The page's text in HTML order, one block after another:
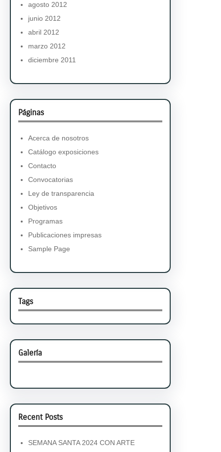
agosto 2012
junio 2012
abril 2012
marzo 2012
diciembre 2011
Páginas
Acerca de nosotros
Catálogo exposiciones
Contacto
Convocatorias
Ley de transparencia
Objetivos
Programas
Publicaciones impresas
Sample Page
Tags
Galería
Recent Posts
SEMANA SANTA 2024 CON ARTE